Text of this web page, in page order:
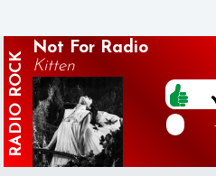
RADIO
ROCK
Not For Radio
Kitten